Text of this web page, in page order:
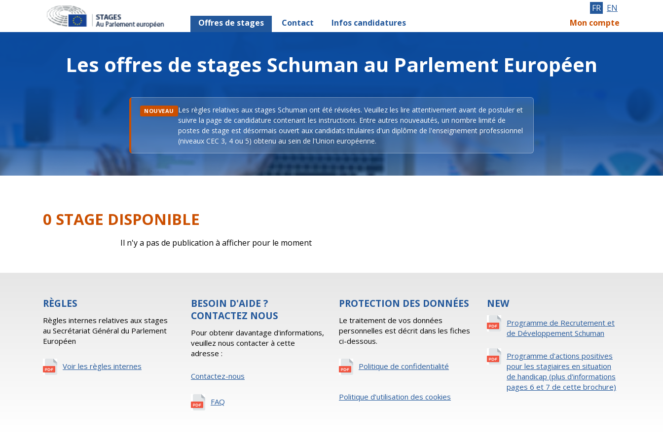
Offres de stages Contact Infos candidatures
FR EN
Mon compte
Les offres de stages Schuman au Parlement Européen
NOUVEAU
Les règles relatives aux stages Schuman ont été révisées. Veuillez les lire attentivement avant de postuler et
suivre la page de candidature contenant les instructions. Entre autres nouveautés, un nombre limité de
postes de stage est désormais ouvert aux candidats titulaires d'un diplôme de l'enseignement professionnel
(niveaux CEC 3, 4 ou 5) obtenu au sein de l'Union européenne.
0 STAGE DISPONIBLE
Il n'y a pas de publication à afficher pour le moment
RÈGLES
Règles internes relatives aux stages
au Secrétariat Général du Parlement
Européen
Voir les règles internes
BESOIN D'AIDE ?
CONTACTEZ NOUS
Pour obtenir davantage d'informations,
veuillez nous contacter à cette
adresse :
Contactez-nous
FAQ
PROTECTION DES DONNÉES
Le traitement de vos données
personnelles est décrit dans les fiches
ci-dessous.
Politique de confidentialité
Politique d’utilisation des cookies
NEW
Programme de Recrutement et
de Développement Schuman
Programme d'actions positives
pour les stagiaires en situation
de handicap (plus d'informations
pages 6 et 7 de cette brochure)